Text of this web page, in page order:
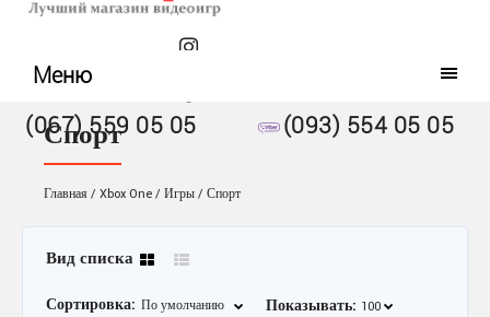
(067) 559 05 05 (093) 554 05 05
Меню
Спорт
Главная Xbox One Игры Спорт
Вид списка
Сортировка: Показывать: